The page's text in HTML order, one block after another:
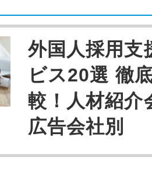
外国人採用支
ビス20選 徹
較！人材紹介
広告会社別